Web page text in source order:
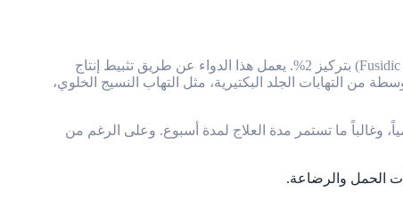
(Fusidic Acid) بتركيز 2%. يعمل هذا الدواء عن طريق تثبيط إنتاج
من التهابات الجلد البكتيرية، مثل التهاب النسيج الخلوي،
وضع طبقة خفيفة من الكريم أو المرهم على المنطقة المصابة مع تدليكها بلطف من 3 إلى 4 مرات يومياً، وغالباً ما تستمر مدة العلاج لمدة أسبوع. وعلى الرغم من
الحمل والرضاعة.